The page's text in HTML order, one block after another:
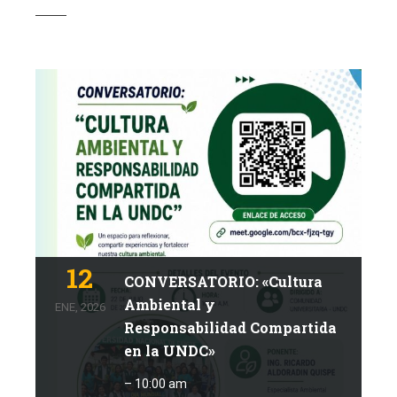
12
ENE, 2026
CONVERSATORIO: «Cultura
Ambiental y
Responsabilidad Compartida
en la UNDC»
– 10:00 am